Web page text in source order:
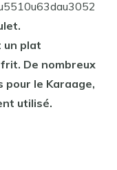
un plat
De nombreux
le Karaage,
utilisé.